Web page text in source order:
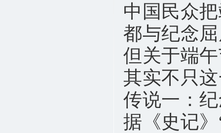
中国民众
都与纪念
但关于端
其实不只
传说一：
据《史记》